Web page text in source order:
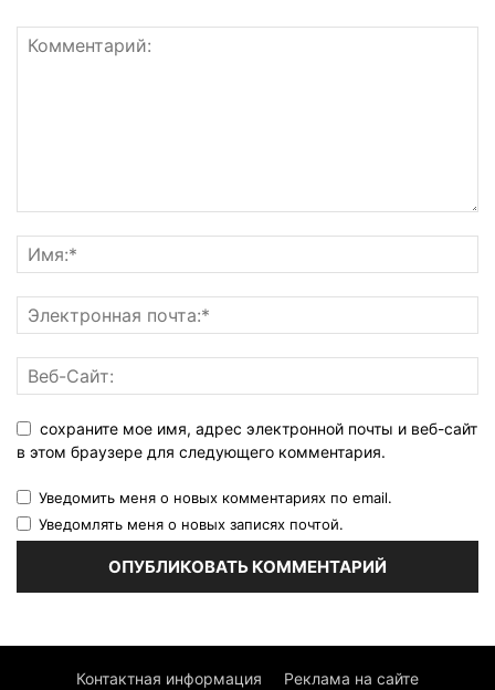
сохраните мое имя, адрес электронной почты и веб-сайт
в этом браузере для следующего комментария.
Уведомить меня о новых комментариях по email.
Уведомлять меня о новых записях почтой.
Контактная информация Реклама на сайте